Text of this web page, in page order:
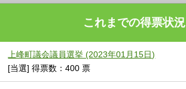
これまでの得票状況
上峰町議会議員選挙 (2023年01月15日)
[当選] 得票数：400 票